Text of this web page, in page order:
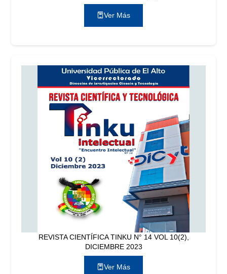
Ver Más
REVISTA CIENTÍFICA TINKU N° 14 VOL 10(2),
DICIEMBRE 2023
Ver Más